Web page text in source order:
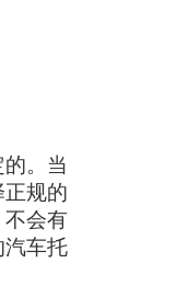
。当
规的
不会有
汽车托